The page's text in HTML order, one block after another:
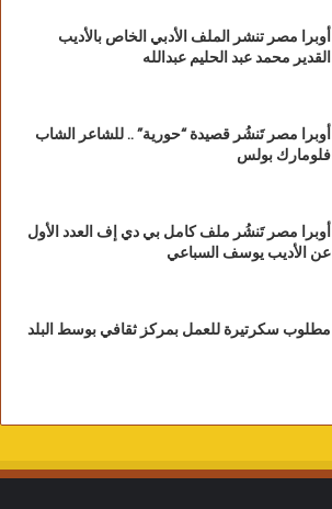
أوبرا مصر تنشر الملف الأدبي الخاص بالأديب
القدير محمد عبد الحليم عبدالله
أوبرا مصر تَنشُر قصيدة “حورية” .. للشاعر الشاب
فلومارك بولس
أوبرا مصر تَنشُر ملف كامل بي دي إف العدد الأول
عن الأديب يوسف السباعي
مطلوب سكرتيرة للعمل بمركز ثقافي بوسط البلد